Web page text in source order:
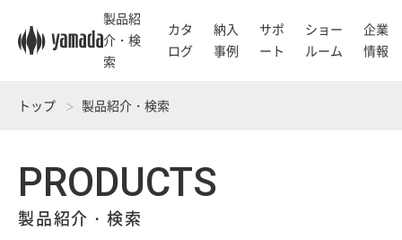
製品紹
介・検
索
カタ
ログ
納入
事例
サポ
ート
ショー
ルーム
企業
情報
トップ 製品紹介・検索
PRODUCTS
製品紹介・検索